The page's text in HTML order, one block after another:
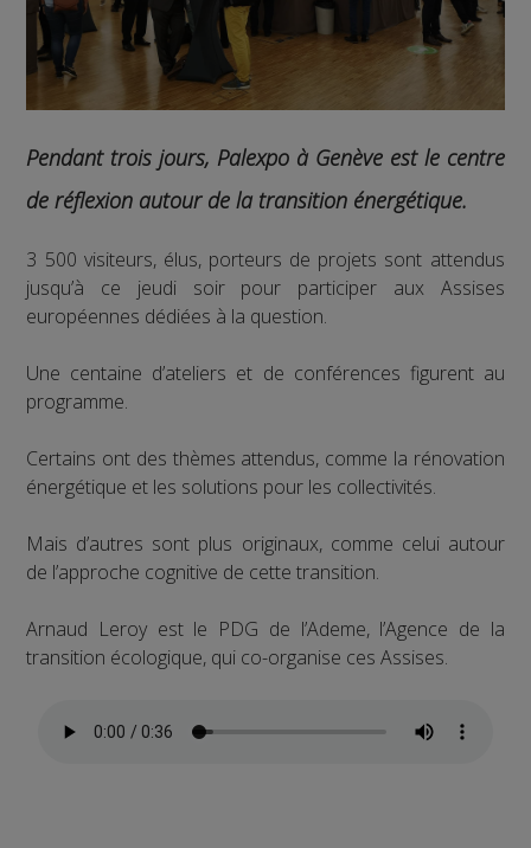
Pendant trois jours, Palexpo à Genève est le centre
de réflexion autour de la transition énergétique.
3 500 visiteurs, élus, porteurs de projets sont attendus
jusqu’à ce jeudi soir pour participer aux Assises
européennes dédiées à la question.
Une centaine d’ateliers et de conférences figurent au
programme.
Certains ont des thèmes attendus, comme la rénovation
énergétique et les solutions pour les collectivités.
Mais d’autres sont plus originaux, comme celui autour
de l’approche cognitive de cette transition.
Arnaud Leroy est le PDG de l’Ademe, l’Agence de la
transition écologique, qui co-organise ces Assises.